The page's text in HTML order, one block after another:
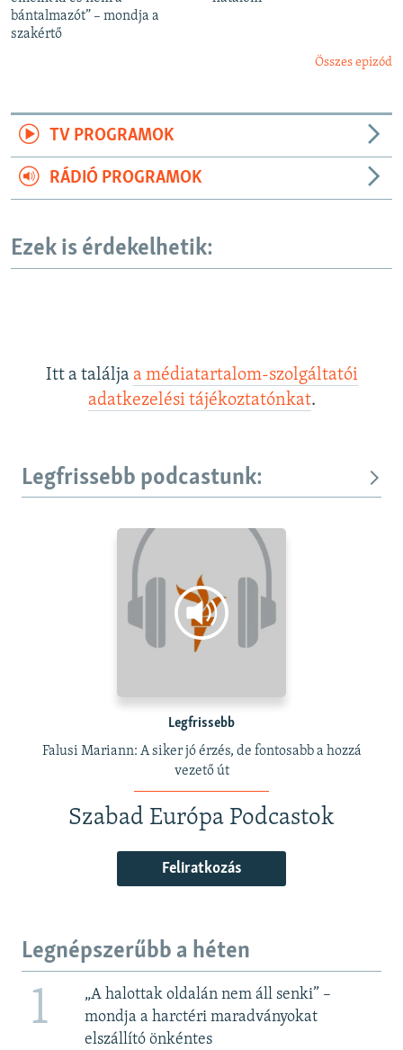
bántalmazót” – mondja a
szakértő
Összes epizód
TV PROGRAMOK
RÁDIÓ PROGRAMOK
Ezek is érdekelhetik:
Itt a találja a médiatartalom-szolgáltatói
adatkezelési tájékoztatónkat.
Legfrissebb podcastunk:
Legfrissebb
Falusi Mariann: A siker jó érzés, de fontosabb a hozzá
vezető út
Szabad Európa Podcastok
Feliratkozás
Legnépszerűbb a héten
1
„A halottak oldalán nem áll senki” –
mondja a harctéri maradványokat
elszállító önkéntes